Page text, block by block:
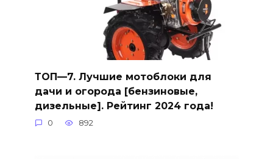
ТОП—7. Лучшие мотоблоки для
дачи и огорода [бензиновые,
дизельные]. Рейтинг 2024 года!
0 892